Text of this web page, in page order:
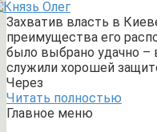
Захватив власть в
преимущества его
было выбрано удачно
служили хорошей
Через
Читать полностью
Главное меню